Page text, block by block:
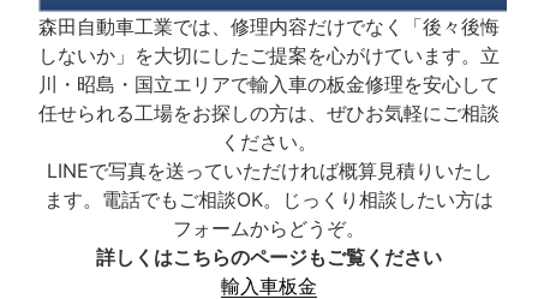
森田自動車工業では、修理内容だけでなく「後々後悔
しないか」を大切にしたご提案を心がけています。立
川・昭島・国立エリアで輸入車の板金修理を安心して
任せられる工場をお探しの方は、ぜひお気軽にご相談
ください。
LINEで写真を送っていただければ概算見積りいたし
ます。電話でもご相談OK。じっくり相談したい方は
フォームからどうぞ。
詳しくはこちらのページもご覧ください
輸入車板金